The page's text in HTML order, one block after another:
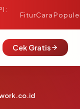
FiturCara
Cek Gratis